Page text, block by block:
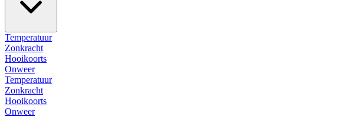
Temperatuur
Zonkracht
Hooikoorts
Onweer
Temperatuur
Zonkracht
Hooikoorts
Onweer